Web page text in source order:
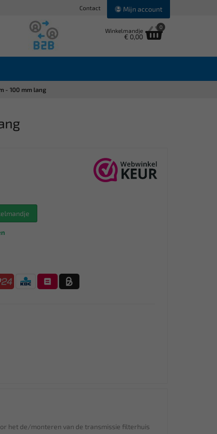
Contact Mijn account
Winkelmandje
€ 0,00
0
- 100 mm lang
het de/monteren van de transmissie filterhuis